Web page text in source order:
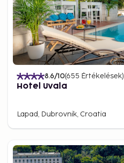
8.6/10(655 Értékelések)
Hotel Uvala
Lapad, Dubrovnik, Croatia